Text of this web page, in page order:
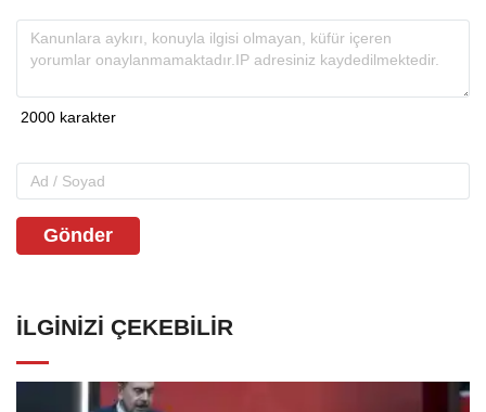
Gönder
İLGINIZI ÇEKEBILIR